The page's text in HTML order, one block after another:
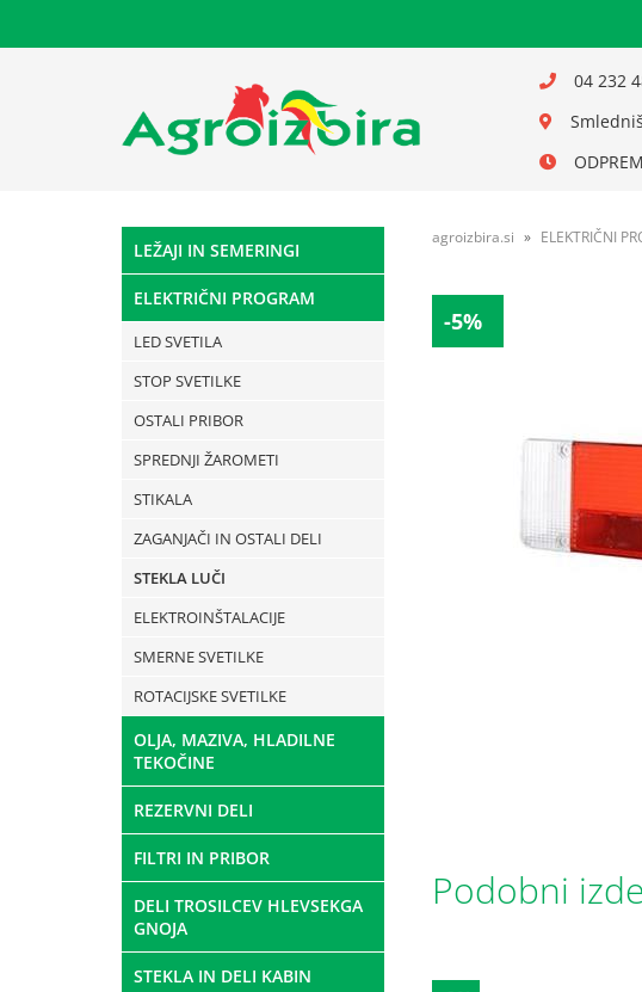
04 232
LEŽAJI IN SEMERINGI
ELEKTRIČNI PROGRAM
LED SVETILA
STOP SVETILKE
OSTALI PRIBOR
SPREDNJI ŽAROMETI
STIKALA
ZAGANJAČI IN OSTALI DELI
STEKLA LUČI
ELEKTROINŠTALACIJE
SMERNE SVETILKE
ROTACIJSKE SVETILKE
OLJA, MAZIVA, HLADILNE
TEKOČINE
REZERVNI DELI
FILTRI IN PRIBOR
DELI TROSILCEV HLEVSEKGA
GNOJA
STEKLA IN DELI KABIN
agroizbira.si ELEKTRIČNI
-5%
Podobni